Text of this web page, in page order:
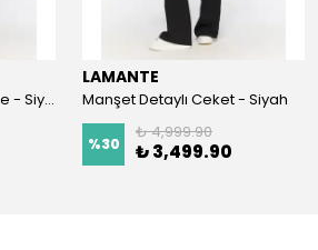
Kuşak Detaylı Maxi Elbise - Siyah
LAMANTE
Manşet Detaylı Ceket - Siyah
%30
₺ 4,999.90
₺ 3,499.90